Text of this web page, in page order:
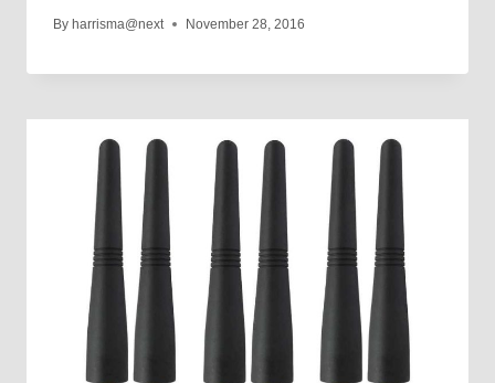
By harrisma@next November 28, 2016